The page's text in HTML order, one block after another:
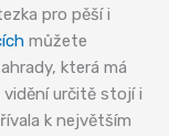
pro pěší i
můžete
která má
vidění určitě stojí i
k největším